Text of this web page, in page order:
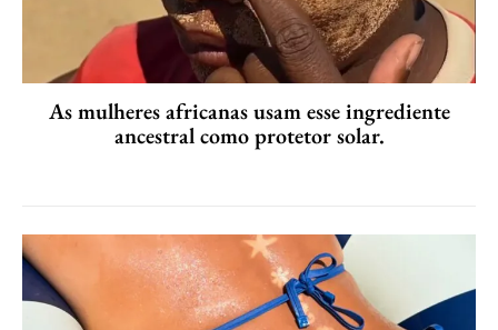
As mulheres africanas usam esse ingrediente
ancestral como protetor solar.